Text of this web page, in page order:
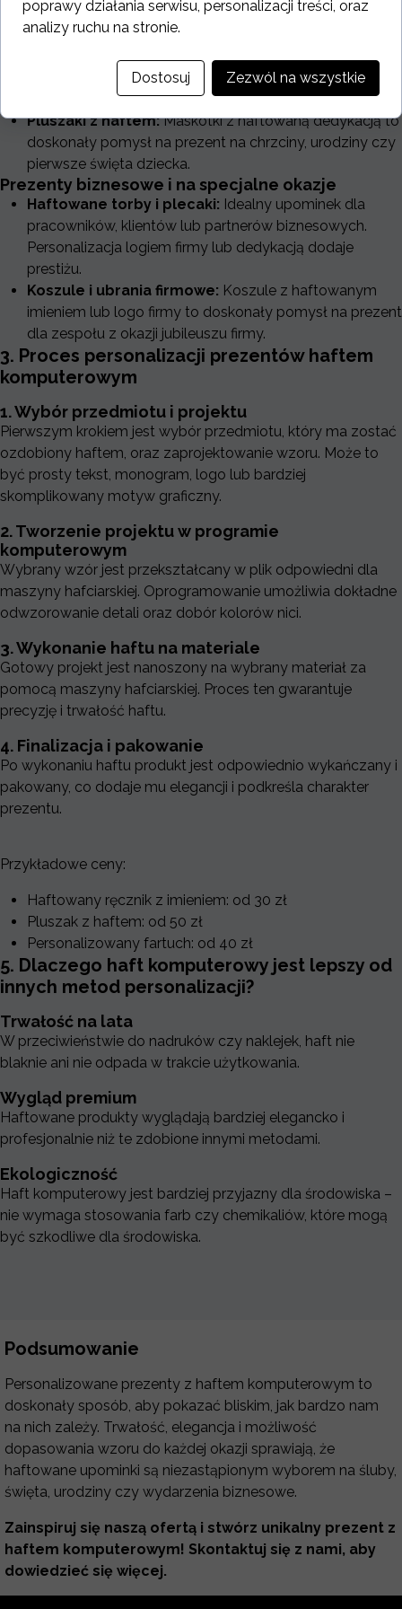
miłośników gotowania.
Prezenty dla dzieci
Kocyki i poduszki:Miękkie tekstylia z haftowanym
imieniem dziecka to uroczy i praktyczny prezent dla
najmłodszych.
Pluszaki z haftem:Maskotki z haftowaną dedykacją to
doskonały pomysł na prezent na chrzciny, urodziny czy
pierwsze święta dziecka.
Prezenty biznesowe i na specjalne okazje
Haftowane torby i plecaki: Idealny upominek dla
pracowników, klientów lub partnerów biznesowych.
Personalizacja logiem firmy lub dedykacją dodaje
prestiżu.
Koszule i ubrania firmowe: Koszule z haftowanym
imieniem lub logo firmy to doskonały pomysł na prezent
dla zespołu z okazji jubileuszu firmy.
3. Proces personalizacji prezentów haftem
komputerowym
1. Wybór przedmiotu i projektu
Pierwszym krokiem jest wybór przedmiotu, który ma zostać
ozdobiony haftem, oraz zaprojektowanie wzoru. Może to
być prosty tekst, monogram, logo lub bardziej
skomplikowany motyw graficzny.
2. Tworzenie projektu w programie
komputerowym
Wybrany wzór jest przekształcany w plik odpowiedni dla
maszyny hafciarskiej. Oprogramowanie umożliwia dokładne
odwzorowanie detali oraz dobór kolorów nici.
3. Wykonanie haftu na materiale
Gotowy projekt jest nanoszony na wybrany materiał za
pomocą maszyny hafciarskiej. Proces ten gwarantuje
precyzję i trwałość haftu.
4. Finalizacja i pakowanie
Po wykonaniu haftu produkt jest odpowiednio wykańczany i
pakowany, co dodaje mu elegancji i podkreśla charakter
prezentu.
4. Ceny personalizowanych prezentów z
haftem komputerowym
Koszt wykonania prezentu z haftem komputerowym zależy
od kilku czynników:
Wielkości i skomplikowania projektu:
szczegółowy i większy haft, tym wyższa cena.
Rodzaju materiału:
Niektóre materiały wymagają
specjalnych igieł lub nici, co może wpłynąć na koszt.
Przykładowe ceny:
Haftowany ręcznik z imieniem: od 30 zł
Pluszak z haftem: od 50 zł
Personalizowany fartuch: od 40 zł
5. Dlaczego haft komputerowy jest lepszy od
innych metod personalizacji?
Trwałość na lata
W przeciwieństwie do nadruków czy naklejek, haft nie
blaknie ani nie odpada w trakcie użytkowania.
Wygląd premium
Haftowane produkty wyglądają bardziej elegancko i
profesjonalnie niż te zdobione innymi metodami.
Ekologiczność
Haft komputerowy jest bardziej przyjazny dla środowiska –
nie wymaga stosowania farb czy chemikaliów, które mogą
być szkodliwe dla środowiska.
Podsumowanie
Personalizowane prezenty z haftem komputerowym to
doskonały sposób, aby pokazać bliskim, jak bardzo nam
na nich zależy. Trwałość, elegancja i możliwość
dopasowania wzoru do każdej okazji sprawiają, że
haftowane upominki są niezastąpionym wyborem na śluby,
święta, urodziny czy wydarzenia biznesowe.
Zainspiruj się naszą ofertą i stwórz unikalny prezent z
haftem komputerowym! Skontaktuj się z nami, aby
dowiedzieć się więcej.
poprawy działania serwisu, personalizacji treści, oraz
analizy ruchu na stronie.
Dostosuj Zezwól na wszystkie